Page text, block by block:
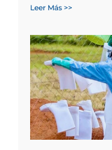
Leer Más >>